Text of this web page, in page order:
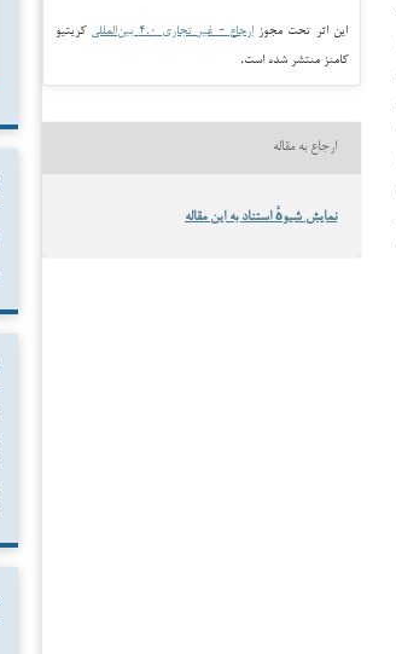
این اثر تحت مجوزارجاع - غیر تجاری ۴.۰ بین‌المللی
کریتیو
کامنز منتشر شده است.
ارجاع به مقاله
نمایش شیوهٔ استناد به این مقاله